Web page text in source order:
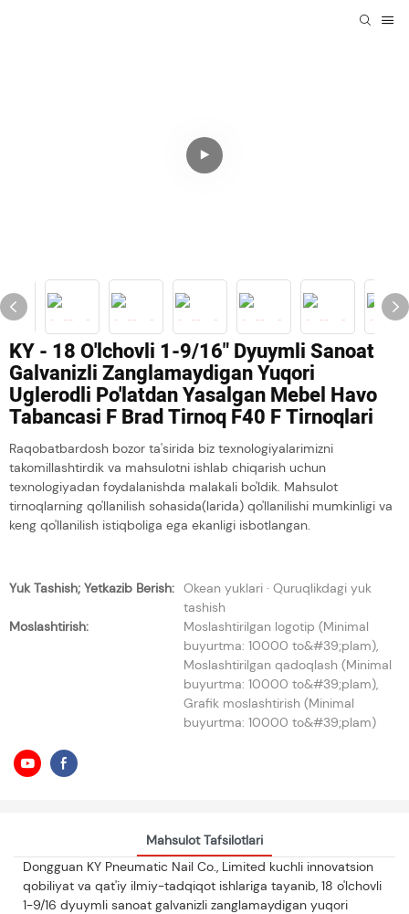
KY - 18 O'lchovli 1-9/16" Dyuymli Sanoat
Galvanizli Zanglamaydigan Yuqori
Uglerodli Po'latdan Yasalgan Mebel Havo
Tabancasi F Brad Tirnoq F40 F Tirnoqlari
Raqobatbardosh bozor ta'sirida biz texnologiyalarimizni
takomillashtirdik va mahsulotni ishlab chiqarish uchun
texnologiyadan foydalanishda malakali bo'ldik. Mahsulot
tirnoqlarning qo'llanilish sohasida(larida) qo'llanilishi mumkinligi va
keng qo'llanilish istiqboliga ega ekanligi isbotlangan.
Yuk Tashish; Yetkazib Berish: Okean yuklari · Quruqlikdagi yuk
tashish
Moslashtirish:
Moslashtirilgan logotip (Minimal
buyurtma: 10000 to&#39;plam),
Moslashtirilgan qadoqlash (Minimal
buyurtma: 10000 to&#39;plam),
Grafik moslashtirish (Minimal
buyurtma: 10000 to&#39;plam)
Mahsulot Tafsilotlari
Dongguan KY Pneumatic Nail Co., Limited kuchli innovatsion
qobiliyat va qat'iy ilmiy-tadqiqot ishlariga tayanib, 18 o'lchovli
1-9/16 dyuymli sanoat galvanizli zanglamaydigan yuqori